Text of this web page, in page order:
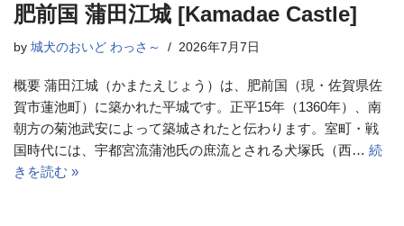
肥前国 蒲田江城 [Kamadae Castle]
by 城犬のおいど わっさ～ 2026年7月7日
概要 蒲田江城（かまたえじょう）は、肥前国（現・佐賀県佐
賀市蓮池町）に築かれた平城です。正平15年（1360年）、南
朝方の菊池武安によって築城されたと伝わります。室町・戦
国時代には、宇都宮流蒲池氏の庶流とされる犬塚氏（西… 続
きを読む »